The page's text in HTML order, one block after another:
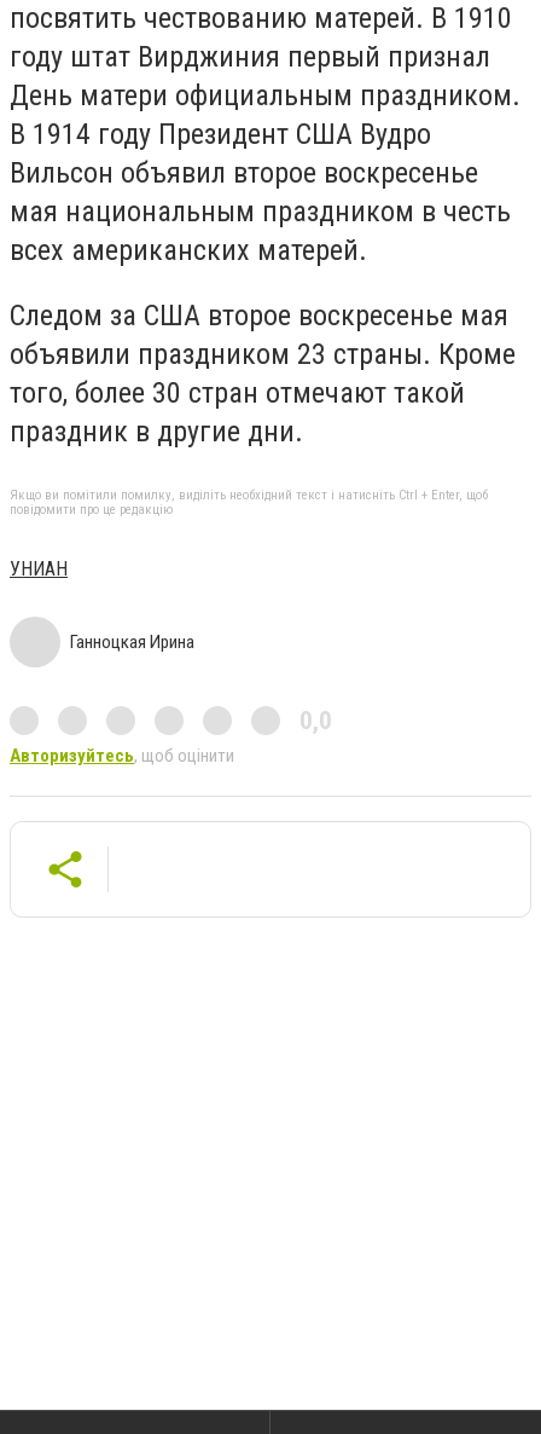
посвятить чествованию матерей. В 1910
году штат Вирджиния первый признал
День матери официальным праздником.
В 1914 году Президент США Вудро
Вильсон объявил второе воскресенье
мая национальным праздником в честь
всех американских матерей.
Следом за США второе воскресенье мая
объявили праздником 23 страны. Кроме
того, более 30 стран отмечают такой
праздник в другие дни.
Якщо ви помітили помилку, виділіть необхідний текст і натисніть Ctrl + Enter, щоб
повідомити про це редакцію
УНИАН
Ганноцкая Ирина
0,0
Авторизуйтесь, щоб оцінити